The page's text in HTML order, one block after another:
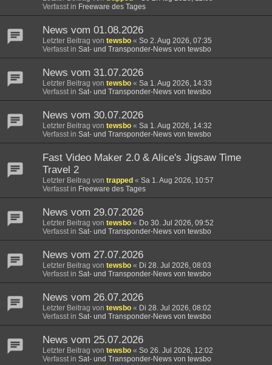
Verfasst in Freeware des Tages
News vom 01.08.2026
Letzter Beitrag von tewsbo « So 2. Aug 2026, 07:35
Verfasst in Sat- und Transponder-News von tewsbo
News vom 31.07.2026
Letzter Beitrag von tewsbo « Sa 1. Aug 2026, 14:33
Verfasst in Sat- und Transponder-News von tewsbo
News vom 30.07.2026
Letzter Beitrag von tewsbo « Sa 1. Aug 2026, 14:32
Verfasst in Sat- und Transponder-News von tewsbo
Fast Video Maker 2.0 & Alice's Jigsaw Time
Travel 2
Letzter Beitrag von trapped « Sa 1. Aug 2026, 10:57
Verfasst in Freeware des Tages
News vom 29.07.2026
Letzter Beitrag von tewsbo « Do 30. Jul 2026, 09:52
Verfasst in Sat- und Transponder-News von tewsbo
News vom 27.07.2026
Letzter Beitrag von tewsbo « Di 28. Jul 2026, 08:03
Verfasst in Sat- und Transponder-News von tewsbo
News vom 26.07.2026
Letzter Beitrag von tewsbo « Di 28. Jul 2026, 08:02
Verfasst in Sat- und Transponder-News von tewsbo
News vom 25.07.2026
Letzter Beitrag von tewsbo « So 26. Jul 2026, 12:02
Verfasst in Sat- und Transponder-News von tewsbo